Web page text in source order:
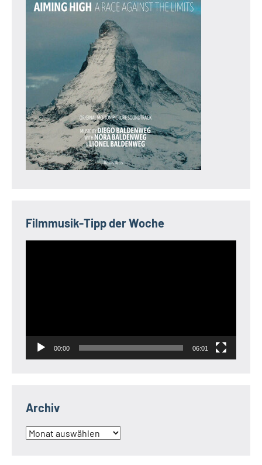
Filmmusik-Tipp der Woche
00:00 06:01
Archiv
Archiv